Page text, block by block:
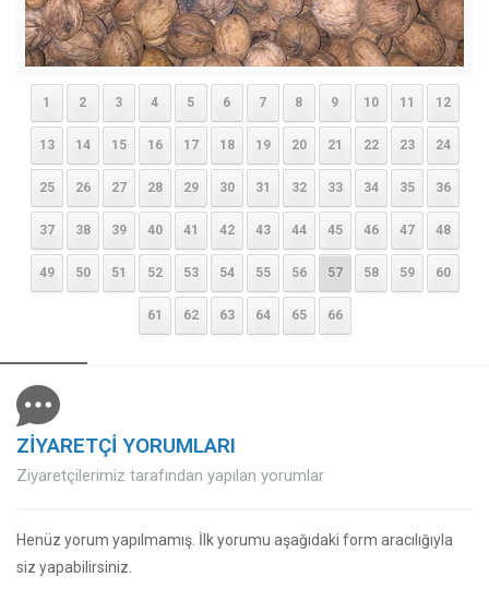
1 2 3 4 5 6 7 8 9 10 11 12
13 14 15 16 17 18 19 20 21 22 23 24
25 26 27 28 29 30 31 32 33 34 35 36
37 38 39 40 41 42 43 44 45 46 47 48
49 50 51 52 53 54 55 56 57 58 59 60
61 62 63 64 65 66
ZİYARETÇİ YORUMLARI
Ziyaretçilerimiz tarafından yapılan yorumlar
Henüz yorum yapılmamış. İlk yorumu aşağıdaki form aracılığıyla
siz yapabilirsiniz.